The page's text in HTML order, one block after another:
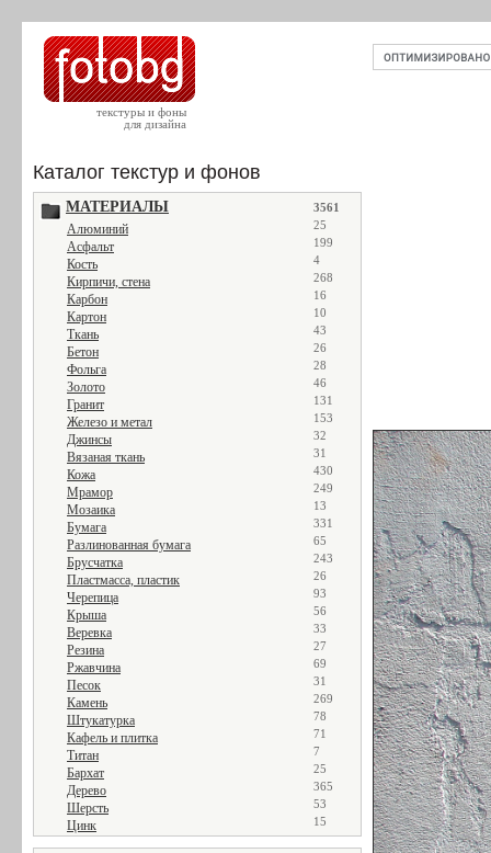
текстуры и фоны
для дизайна
Каталог текстур и фонов
МАТЕРИАЛЫ 3561
Алюминий 25
Асфальт 199
Кость 4
Кирпичи, стена 268
Карбон 16
Картон 10
Ткань 43
Бетон 26
Фольга 28
Золото 46
Гранит 131
Железо и метал 153
Джинсы 32
Вязаная ткань 31
Кожа 430
Мрамор 249
Мозаика 13
Бумага 331
Разлинованная бумага 65
Брусчатка 243
Пластмасса, пластик 26
Черепица 93
Крыша 56
Веревка 33
Резина 27
Ржавчина 69
Песок 31
Камень 269
Штукатурка 78
Кафель и плитка 71
Титан 7
Бархат 25
Дерево 365
Шерсть 53
Цинк 15